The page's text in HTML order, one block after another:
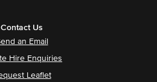
Contact Us
an Email
Hire Enquiries
Leaflet